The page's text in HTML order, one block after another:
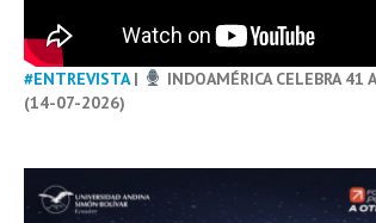
#ENTREVISTA|
INDOAMÉRICA CELEBRA 41
(14-07-2026)